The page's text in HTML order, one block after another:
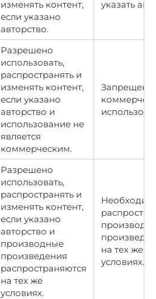
изменять контент,
если указано
авторство.
указать
Разрешено
использовать,
распространять и
изменять контент,
если указано
авторство и
использование не
является
коммерческим.
Запрещено
Разрешено
использовать,
распространять и
изменять контент,
если указано
авторство и
производные
произведения
распространяются
на тех же
условиях.
на тех же
условиях.